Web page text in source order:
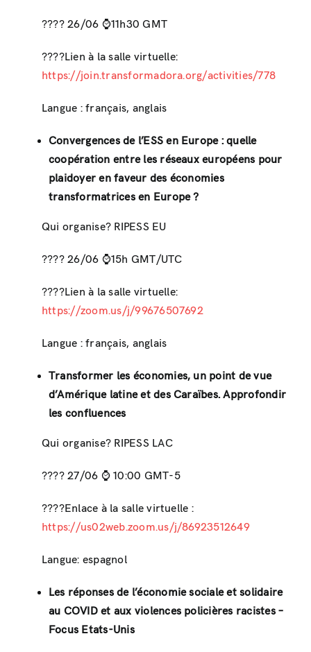
???? 26/06 ⌚️11h30 GMT
????Lien à la salle virtuelle:
https://join.transformadora.org/activities/778
Langue : français, anglais
Convergences de l’ESS en Europe : quelle
coopération entre les réseaux européens pour
plaidoyer en faveur des économies
transformatrices en Europe ?
Qui organise? RIPESS EU
???? 26/06 ⌚️15h GMT/UTC
????Lien à la salle virtuelle:
https://zoom.us/j/99676507692
Langue : français, anglais
Transformer les économies, un point de vue
d’Amérique latine et des Caraïbes. Approfondir
les confluences
Qui organise? RIPESS LAC
???? 27/06 ⌚ ️10:00 GMT-5
????Enlace à la salle virtuelle :
https://us02web.zoom.us/j/86923512649
Langue: espagnol
Les réponses de l’économie sociale et solidaire
au COVID et aux violences policières racistes –
Focus Etats-Unis